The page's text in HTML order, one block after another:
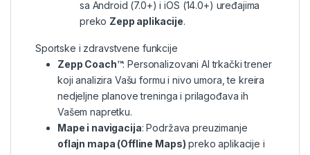
sa Android (7.0+) i iOS (14.0+) uređajima
preko Zepp aplikacije.
Sportske i zdravstvene funkcije
Zepp Coach™: Personalizovani AI trkački trener
koji analizira Vašu formu i nivo umora, te kreira
nedjeljne planove treninga i prilagođava ih
Vašem napretku.
Mape i navigacija: Podržava preuzimanje
oflajn mapa (Offline Maps) preko aplikacije i